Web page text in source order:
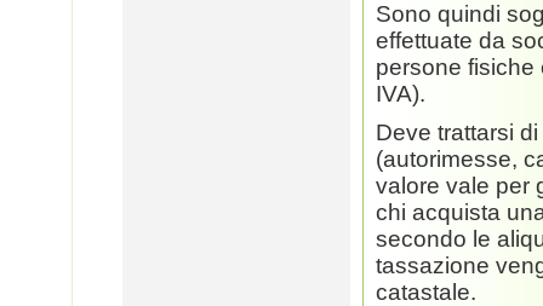
Sono quindi
effettuate da
persone fisiche
IVA).
Deve trattarsi
(autorimesse,
valore vale per
chi acquista
secondo le
tassazione
catastale.